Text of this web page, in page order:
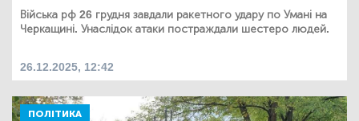
Війська рф 26 грудня завдали ракетного удару по Умані на
Черкащині. Унаслідок атаки постраждали шестеро людей.
26.12.2025, 12:42
ПОЛІТИКА